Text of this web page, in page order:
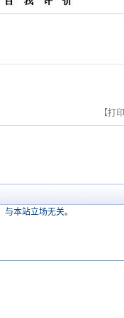
【打
本站立场无关。